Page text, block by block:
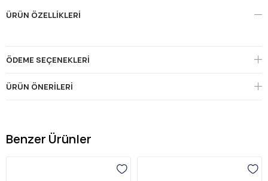
ÜRÜN ÖZELLIKLERI
ÖDEME SEÇENEKLERI
ÜRÜN ÖNERILERI
Benzer Ürünler